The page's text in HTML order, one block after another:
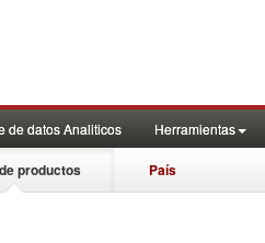
de datos Analiticos Herramientas
productos País